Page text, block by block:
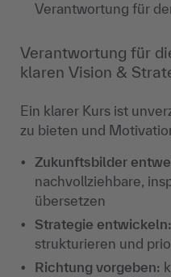
Verantwortung für
Verantwortung für
klaren Vision &
Ein klarer Kurs ist
zu bieten und
Zukunftsbilder
nachvollziehbare,
übersetzen
Strategie entwickeln:
strukturieren und
Richtung vorgeben: